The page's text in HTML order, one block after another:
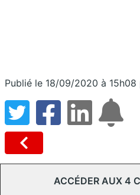
Publié le 18/09/2020 à 15h08
ACCÉDER AUX 4